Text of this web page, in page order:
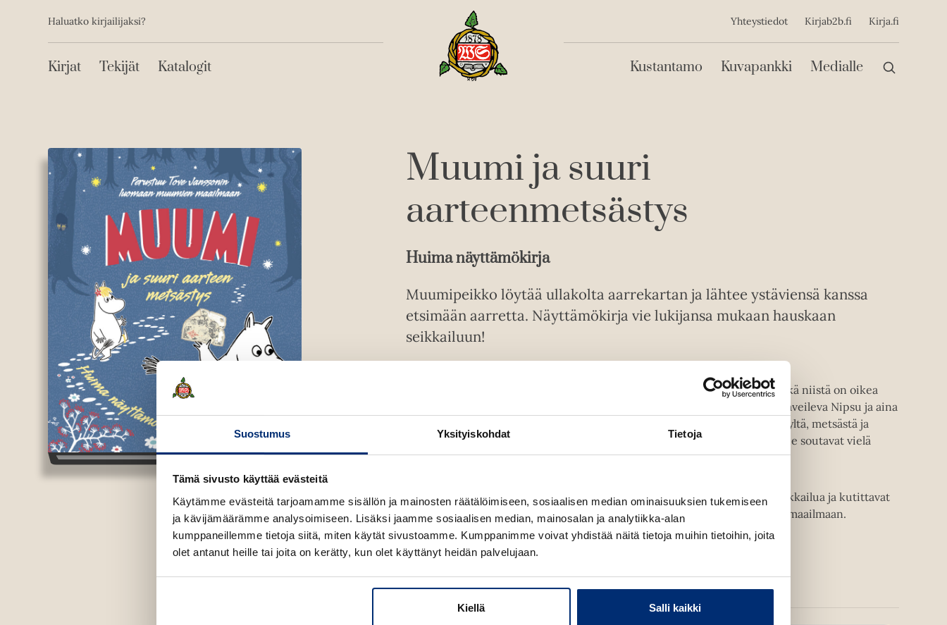
Suostumus Yksityiskohdat Tietoja
Tämä sivusto käyttää evästeitä
Käytämme evästeitä tarjoamamme sisällön ja mainosten räätälöimiseen, sosiaalisen median ominaisuuksien tukemiseen
ja kävijämäärämme analysoimiseen. Lisäksi jaamme sosiaalisen median, mainosalan ja analytiikka-alan
kumppaneillemme tietoja siitä, miten käytät sivustoamme. Kumppanimme voivat yhdistää näitä tietoja muihin tietoihin, joita
olet antanut heille tai joita on kerätty, kun olet käyttänyt heidän palvelujaan.
Kiellä Salli kaikki
sisältöönToissijainen
Haluatko kirjailijaksi?
Päävalikko
Kirjat Tekijät Katalogit
Yhteystiedot Kirjab2b.fi Kirja.fi
Päävalikko
Kustantamo Kuvapankki Medialle
Muumi ja suuri
aarteenmetsästys
Huima näyttämökirja
Muumipeikko löytää ullakolta aarrekartan ja lähtee ystäviensä kanssa
etsimään aarretta. Näyttämökirja vie lukijansa mukaan hauskaan
seikkailuun!
Muumipeikko löytää vanhan aarrekartan mutta siinä on useita rasteja. Mikä niistä on oikea
kätköpaikka? Kauniita kalleuksia rakastava Niiskuneiti, rikastumisesta haaveileva Nipsu ja aina
toimintaan valmis pikku Myy lähtevät mukaan aarrejahtiin. He etsivät niityltä, metsästä ja
Muumilaakson etäisimmistäkin kolkista löytämättä mitään. Iltahämärissä he soutavat vielä
Yksinäiselle Saarelle, jossa on kartan viimeinen rasti. Jännitys tiivistyy.
Värikkään näyttämökirjan kolmiulotteiset kuvat vievät lukijan keskelle seikkailua ja kutittavat
mielikuvitusta. Kirjan tarina perustuu Tove Janssonin luomaan muumien maailmaan.
Kirjan tiedot